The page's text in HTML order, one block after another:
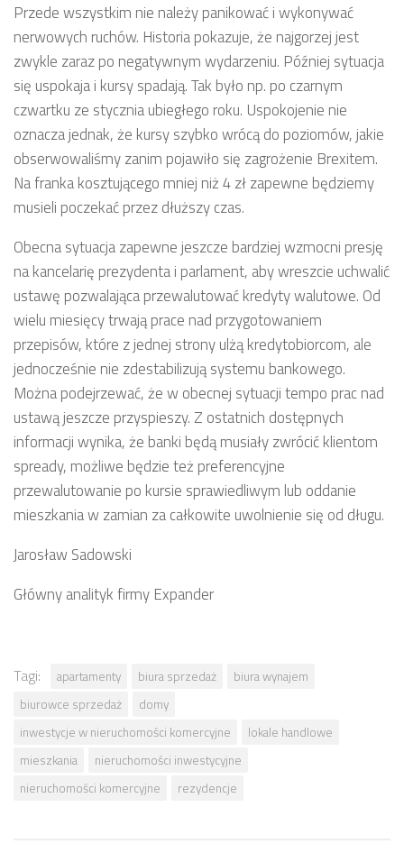
Przede wszystkim nie należy panikować i wykonywać
nerwowych ruchów. Historia pokazuje, że najgorzej jest
zwykle zaraz po negatywnym wydarzeniu. Później sytuacja
się uspokaja i kursy spadają. Tak było np. po czarnym
czwartku ze stycznia ubiegłego roku. Uspokojenie nie
oznacza jednak, że kursy szybko wrócą do poziomów, jakie
obserwowaliśmy zanim pojawiło się zagrożenie Brexitem.
Na franka kosztującego mniej niż 4 zł zapewne będziemy
musieli poczekać przez dłuższy czas.
Obecna sytuacja zapewne jeszcze bardziej wzmocni presję
na kancelarię prezydenta i parlament, aby wreszcie uchwalić
ustawę pozwalająca przewalutować kredyty walutowe. Od
wielu miesięcy trwają prace nad przygotowaniem
przepisów, które z jednej strony ulżą kredytobiorcom, ale
jednocześnie nie zdestabilizują systemu bankowego.
Można podejrzewać, że w obecnej sytuacji tempo prac nad
ustawą jeszcze przyspieszy. Z ostatnich dostępnych
informacji wynika, że banki będą musiały zwrócić klientom
spready, możliwe będzie też preferencyjne
przewalutowanie po kursie sprawiedliwym lub oddanie
mieszkania w zamian za całkowite uwolnienie się od długu.
Jarosław Sadowski
Główny analityk firmy Expander
Tagi: apartamenty biura sprzedaż
biura wynajem
biurowce sprzedaż
domy
inwestycje w nieruchomości komercyjne
lokale handlowe
mieszkania
nieruchomości inwestycyjne
nieruchomości komercyjne
rezydencje